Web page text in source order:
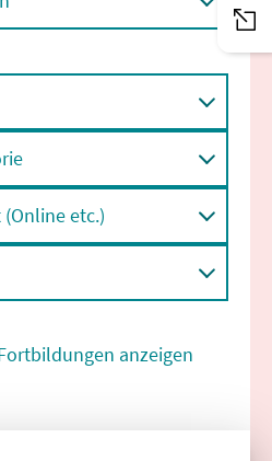
etc.)
anzeigen